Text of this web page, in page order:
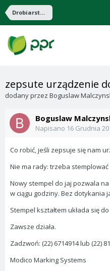
Drobiarstwo
zepsute urządzenie
dodany przez Boguslaw
Boguslaw
Napisano 16 Grudnia
Co robić, jeśli zepsuje się nam
Nie ma rady: trzeba stemplować
Nowy stempel do jaj pozwala
w ciągu godziny. Bez dotykania
Stempel kształtem układa się
Zawsze działa.
Zadzwoń: (22) 6714914 lub (22)
Modico Marking Systems